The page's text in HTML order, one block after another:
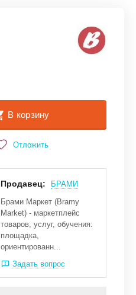
В корзину
Отложить
Продавец:
БРАМИ
Брами Маркет (Bramy
Market) - маркетплейс
товаров, услуг, обучения:
площадка,
ориентированн...
Задать вопрос